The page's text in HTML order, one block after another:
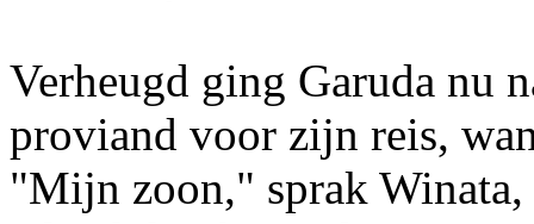
Verheugd ging Garuda nu
proviand voor zijn reis,
"Mijn zoon," sprak Winata,